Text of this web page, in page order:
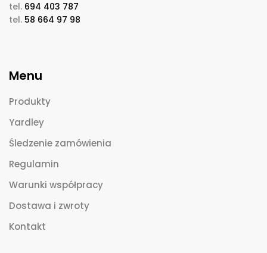
tel. 694 403 787
tel. 58 664 97 98
Menu
Produkty
Yardley
Śledzenie zamówienia
Regulamin
Warunki współpracy
Dostawa i zwroty
Kontakt